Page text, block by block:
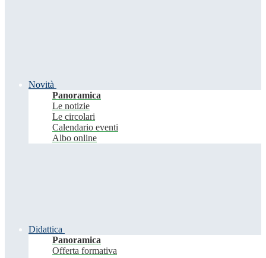
Novità
Panoramica
Le notizie
Le circolari
Calendario eventi
Albo online
Didattica
Panoramica
Offerta formativa